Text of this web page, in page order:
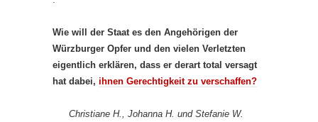
Wie will der Staat es den Angehörigen der
Würzburger Opfer und den vielen Verletzten
eigentlich erklären, dass er derart total versagt
hat dabei, ihnen Gerechtigkeit zu verschaffen?
Christiane H., Johanna H. und Stefanie W.